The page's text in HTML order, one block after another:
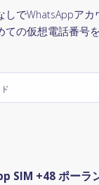
しでWhatsAppア
ての仮想電話番号
SIM +48 ポーラ